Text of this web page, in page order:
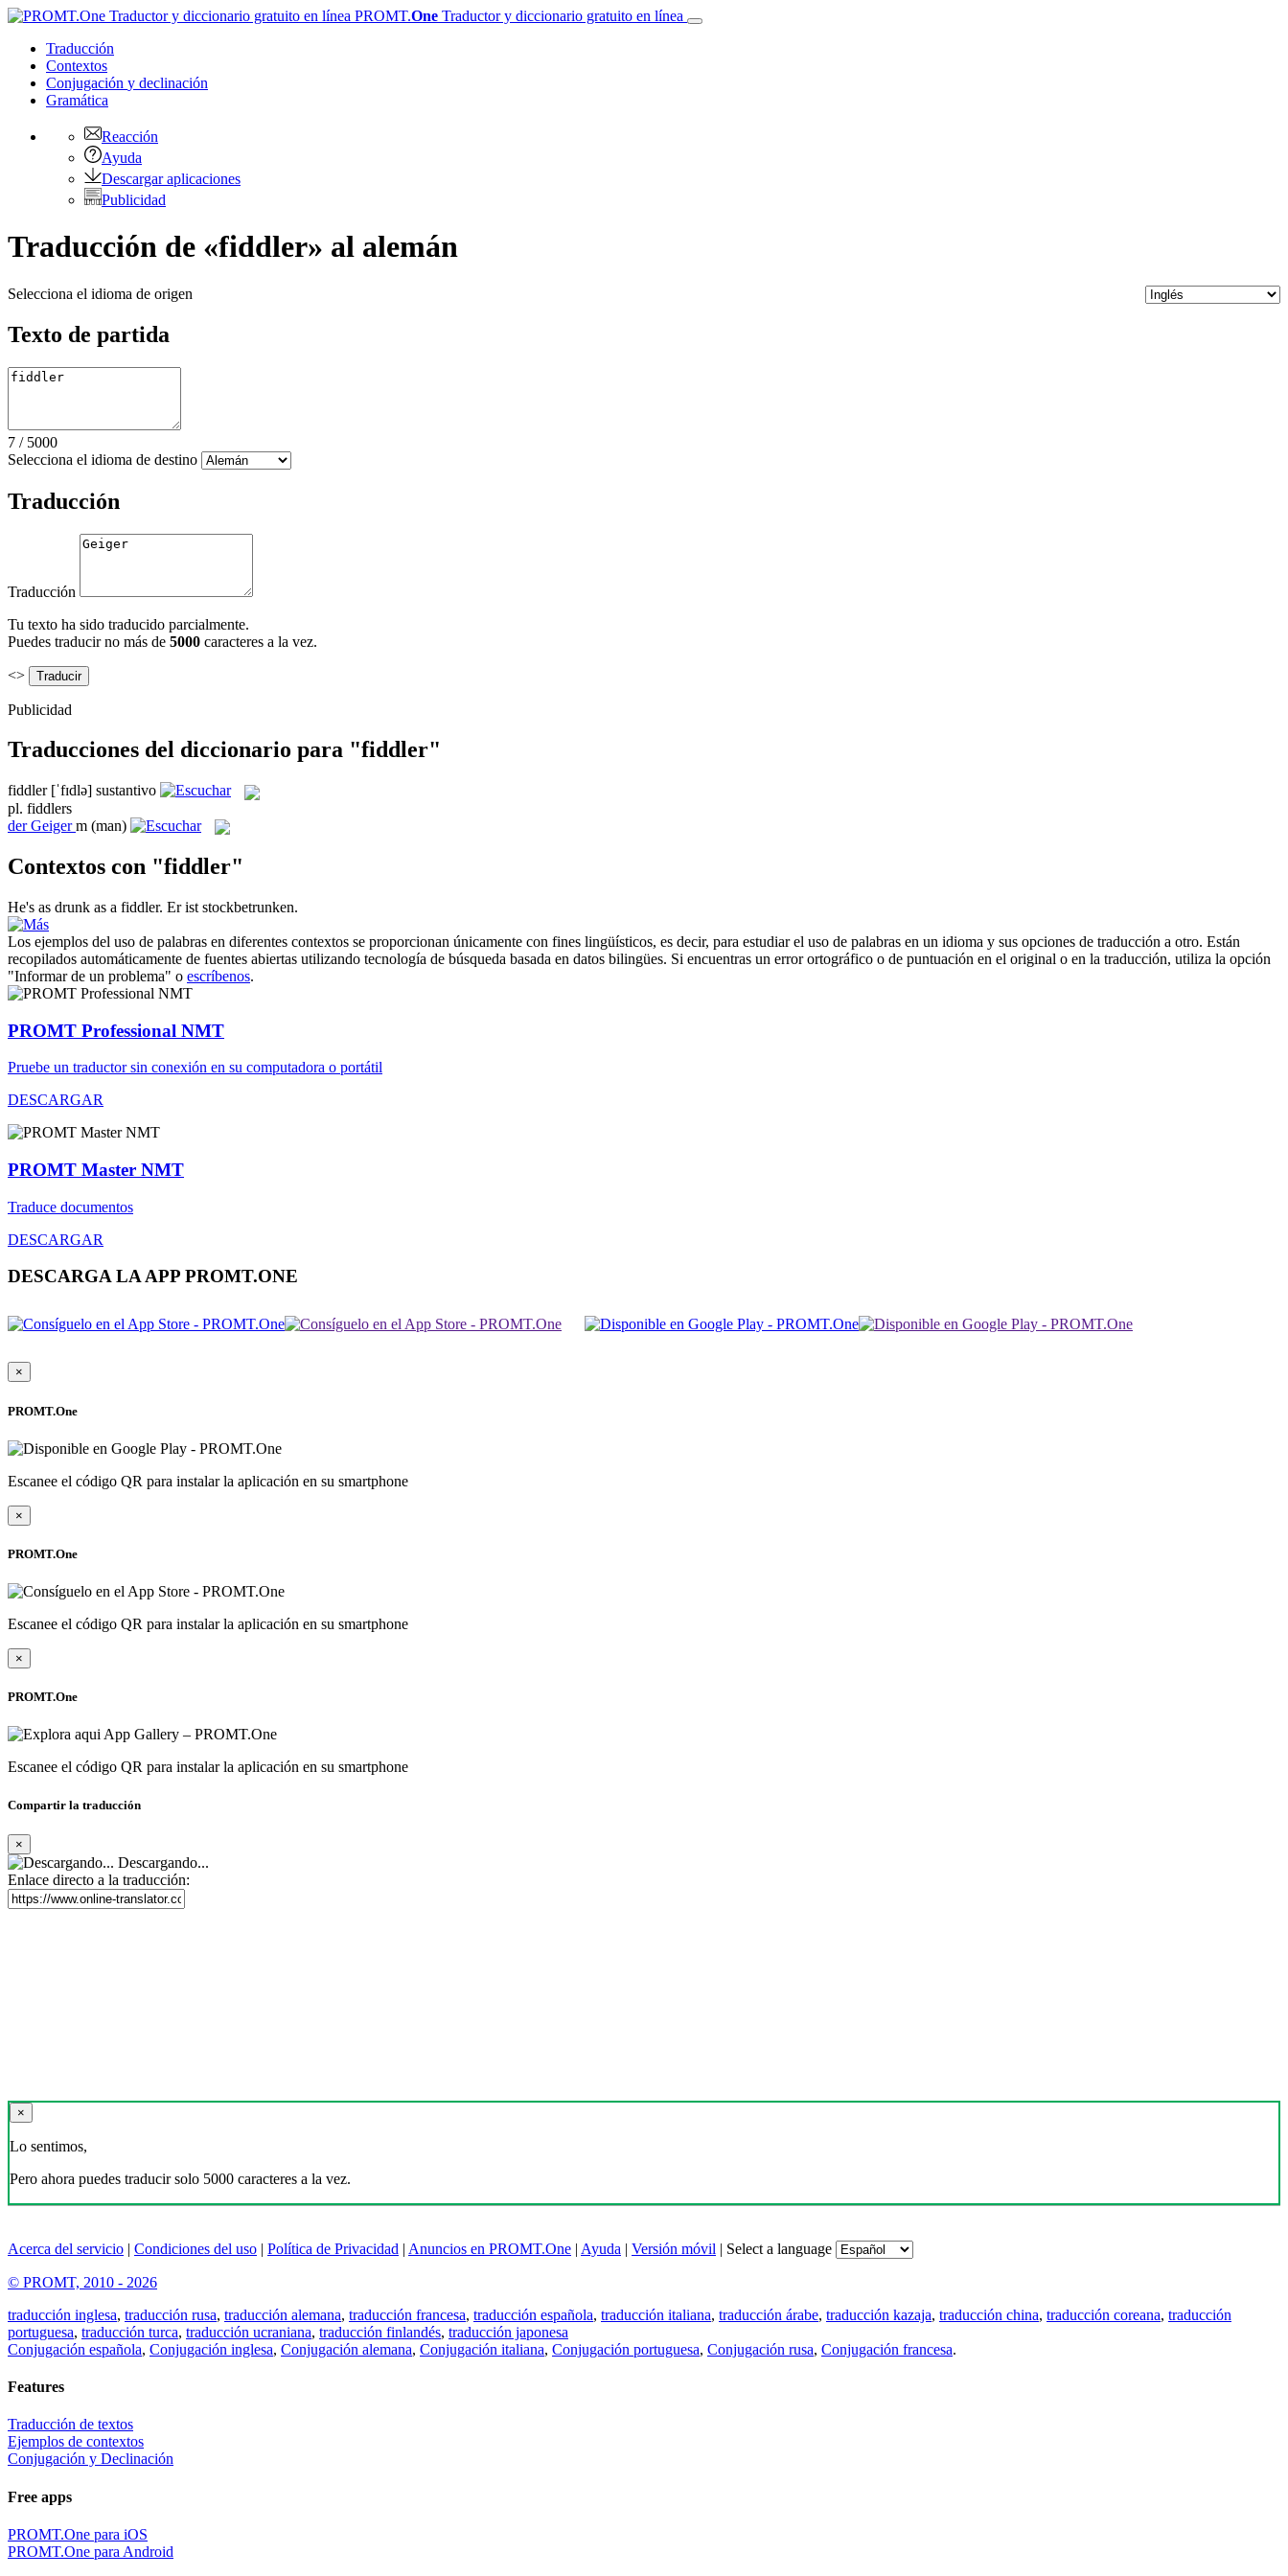
PROMT.One Traductor y diccionario gratuito en línea
Traducción
Contextos
Conjugación y declinación
Gramática
Reacción
Ayuda
Descargar aplicaciones
Publicidad
Traducción de «fiddler» al alemán
Selecciona el idioma de origen
Texto de partida
7 / 5000
Selecciona el idioma de destino
Traducción
Traducción
Tu texto ha sido traducido parcialmente.
Puedes traducir no más de 5000 caracteres a la vez.
<>
Publicidad
Traducciones del diccionario para "fiddler"
fiddler [ˈfɪdlə] sustantivo
pl. fiddlers
derGeiger m (man)
Contextos con "fiddler"
He's as drunk as a fiddler. Er ist stockbetrunken.
Los ejemplos del uso de palabras en diferentes contextos se proporcionan únicamente con fines lingüísticos, es decir, para estudiar el uso de palabras en un idioma y sus opciones de traducción a otro. Están
recopilados automáticamente de fuentes abiertas utilizando tecnología de búsqueda basada en datos bilingües. Si encuentras un error ortográfico o de puntuación en el original o en la traducción, utiliza la opción
"Informar de un problema" o escríbenos.
PROMT Professional NMT
Pruebe un traductor sin conexión en su computadora o portátil
DESCARGAR
PROMT Master NMT
Traduce documentos
DESCARGAR
DESCARGA LA APP PROMT.ONE
×
PROMT.One
Escanee el código QR para instalar la aplicación en su smartphone
×
PROMT.One
Escanee el código QR para instalar la aplicación en su smartphone
×
PROMT.One
Escanee el código QR para instalar la aplicación en su smartphone
Compartir la traducción
×
Descargando...
Enlace directo a la traducción:
×
Lo sentimos,
Pero ahora puedes traducir solo 5000 caracteres a la vez.
Acerca del servicio | Condiciones del uso | Política de Privacidad | Anuncios en PROMT.One | Ayuda | Versión móvil | Select a language
© PROMT, 2010 - 2026
traducción inglesa, traducción rusa, traducción alemana, traducción francesa, traducción española, traducción italiana, traducción árabe, traducción kazaja, traducción china, traducción coreana, traducción
portuguesa, traducción turca, traducción ucraniana, traducción finlandés, traducción japonesa
Conjugación española, Conjugación inglesa, Conjugación alemana, Conjugación italiana, Conjugación portuguesa, Conjugación rusa, Conjugación francesa.
Features
Traducción de textos
Ejemplos de contextos
Conjugación y Declinación
Free apps
PROMT.One para iOS
PROMT.One para Android